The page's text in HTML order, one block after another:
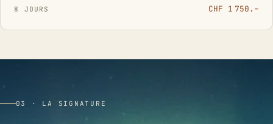
8 JOURS CHF 1 750.–
03 · LA SIGNATURE